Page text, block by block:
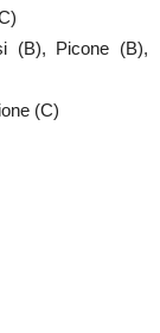
(B), Picone (B),
(C)